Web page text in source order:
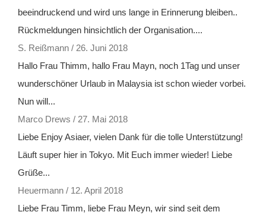
beeindruckend und wird uns lange in Erinnerung bleiben..
Rückmeldungen hinsichtlich der Organisation....
S. Reißmann / 26. Juni 2018
Hallo Frau Thimm, hallo Frau Mayn, noch 1Tag und unser
wunderschöner Urlaub in Malaysia ist schon wieder vorbei.
Nun will...
Marco Drews / 27. Mai 2018
Liebe Enjoy Asiaer, vielen Dank für die tolle Unterstützung!
Läuft super hier in Tokyo. Mit Euch immer wieder! Liebe
Grüße...
Heuermann / 12. April 2018
Liebe Frau Timm, liebe Frau Meyn, wir sind seit dem